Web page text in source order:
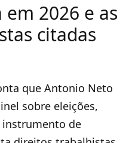
2026 e as
citadas
que Antonio Neto
sobre eleições,
de